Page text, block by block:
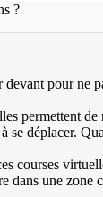
?
devant pour ne
permettent
se déplacer.
courses
dans une zone